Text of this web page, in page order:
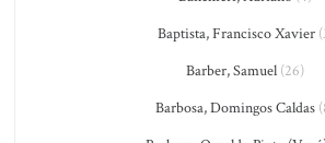
Baptista, Francisco Xavier
Barber, Samuel (26)
Barbosa, Domingos Caldas